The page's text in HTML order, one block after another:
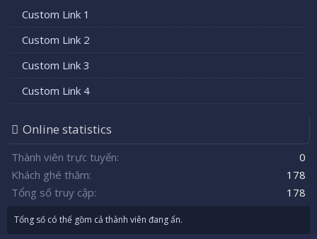
Custom Link 1
Custom Link 2
Custom Link 3
Custom Link 4
Online statistics
Thành viên trực tuyến
0
Khách ghé thăm
178
Tổng số truy cập
178
Tổng số có thể gồm cả thành viên đang ẩn.